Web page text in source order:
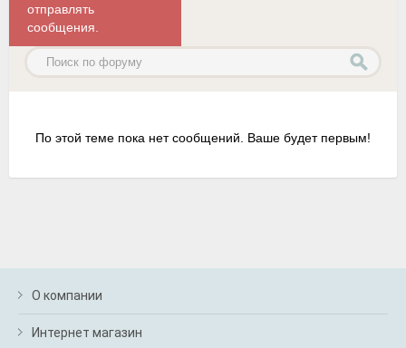
отправлять
сообщения.
По этой теме пока нет сообщений. Ваше будет первым!
О компании
Интернет магазин